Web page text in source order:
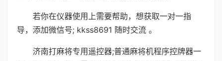
若你在仪器使用上需要帮助，想获取一对一指
导，添加微信号; kkss8691 随时交流 。
济南打麻将专用遥控器;普通麻将机程序控牌器一